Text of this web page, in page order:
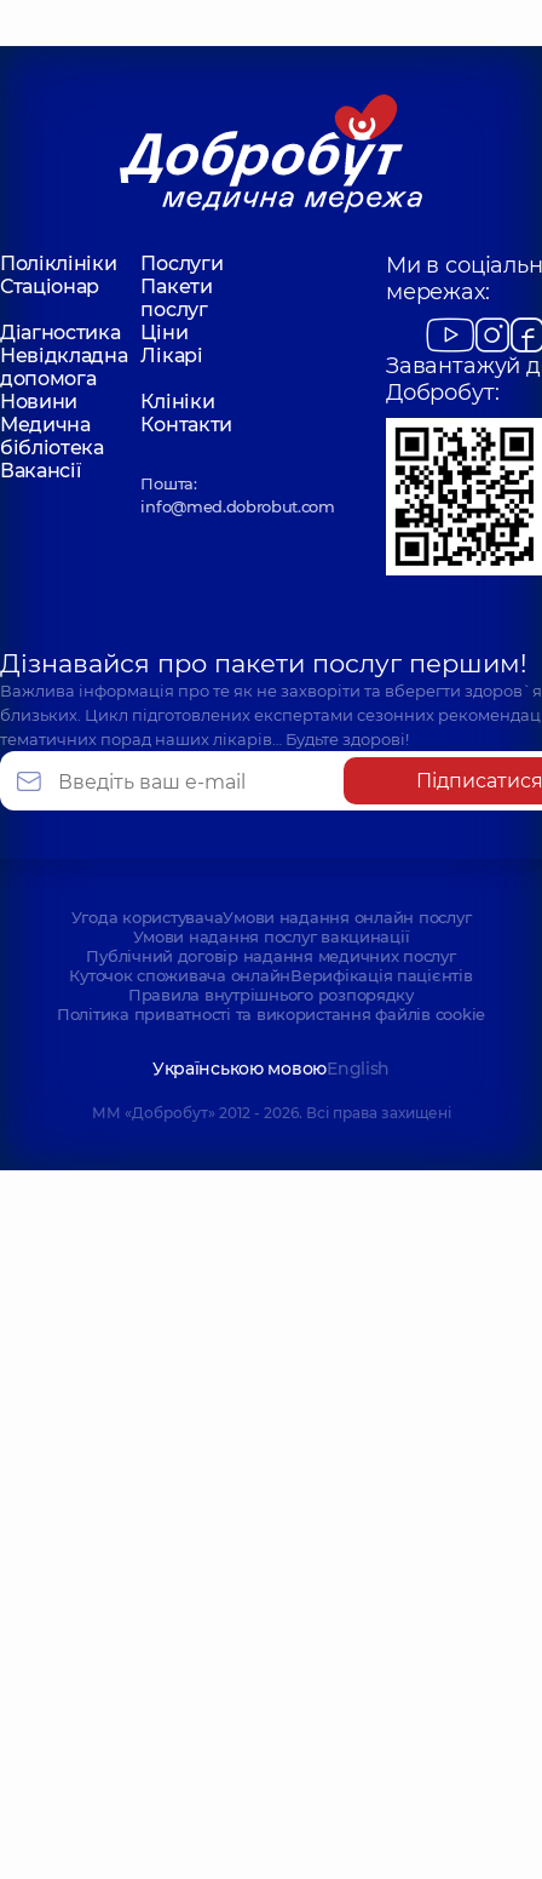
Поліклініки
Послуги
Стаціонар
Пакети
послуг
Діагностика
Ціни
Невідкладна
допомога
Лікарі
Новини
Клініки
Медична
бібліотека
Контакти
Вакансії
Пошта:
info@med.dobrobut.com
Ми в
мережах:
Завантажуй
Добробут:
Дізнавайся про пакети послуг першим!
Важлива інформація про те як не захворіти та вберегти
близьких. Цикл підготовлених експертами сезонних
тематичних порад наших лікарів… Будьте здорові!
Підписатися
Угода користувачаУмови надання онлайн послуг
Умови надання послуг вакцинації
Публічний договір надання медичних послуг
Куточок споживача онлайнВерифікація пацієнтів
Правила внутрішнього розпорядку
Політика приватності та використання файлів cookie
Українською мовоюEnglish
ММ «Добробут» 2012 - 2026. Всі права захищені